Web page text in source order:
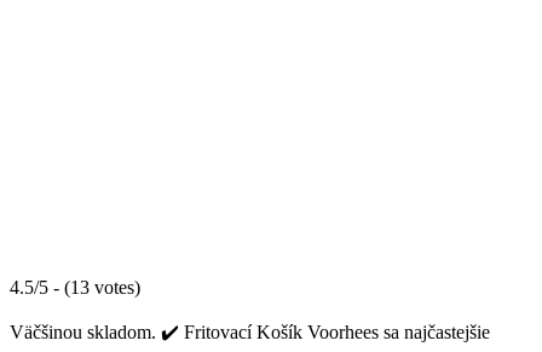
4.5/5 - (13 votes)
Väčšinou skladom. ✔️ Fritovací Košík Voorhees sa najčastejšie